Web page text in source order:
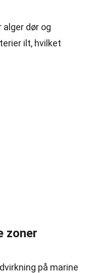
alger dør og
ilt, hvilket
zoner
på marine